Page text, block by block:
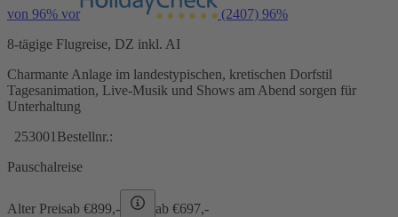
von 96% vor (2407) 96%
8-tägige Flugreise, DZ inkl. AI
Charmante Anlage im landestypischen, kretischen Dorfstil
Tagesanimation, Live-Musik und Shows am Abend sorgen für
Unterhaltung
253001 Bestellnr.:
Pauschalreise
Alter Preisab €899,- ab €697,-